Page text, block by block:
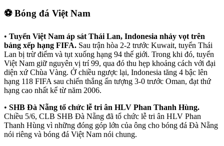
⚽ Bóng đá Việt Nam
• Tuyển Việt Nam áp sát Thái Lan, Indonesia nhảy vọt trên
bảng xếp hạng FIFA. Sau trận hòa 2-2 trước Kuwait, tuyển Thái
Lan bị trừ điểm và tụt xuống hạng 94 thế giới. Trong khi đó, tuyển
Việt Nam giữ nguyên vị trí 99, qua đó thu hẹp khoảng cách với đại
diện xứ Chùa Vàng. Ở chiều ngược lại, Indonesia tăng 4 bậc lên
hạng 118 FIFA sau chiến thắng ấn tượng 3-0 trước Oman, đạt thứ
hạng cao nhất kể từ năm 2006.
• SHB Đà Nẵng tổ chức lễ tri ân HLV Phan Thanh Hùng.
Chiều 5/6, CLB SHB Đà Nẵng đã tổ chức lễ tri ân HLV Phan
Thanh Hùng vì những đóng góp lớn của ông cho bóng đá Đà Nẵng
nói riêng và bóng đá Việt Nam nói chung.